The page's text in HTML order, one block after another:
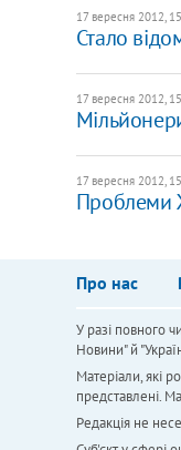
17 вересня 2012,
Стало
17 вересня 2012,
17 вересня 2012,
Проблеми
Про нас
У разі повного
Новини" й
Матеріали, які
представлені.
Редакція не